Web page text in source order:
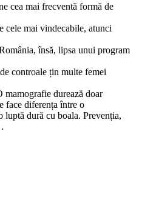
cea mai frecventă formă de
cele mai vindecabile, atunci
însă, lipsa unui program
controale țin multe femei
mamografie durează doar
face diferența între o
luptă dură cu boala. Prevenția,